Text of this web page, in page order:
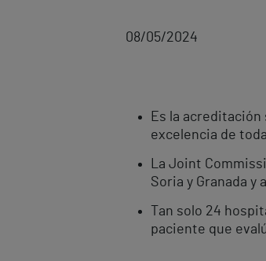
08/05/2024
Es la
excelencia de
La Joint
Soria y Granada y
Tan solo 24
paciente que